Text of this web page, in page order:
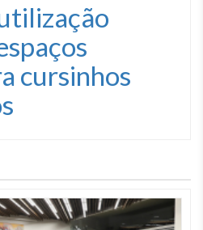
cursinhos